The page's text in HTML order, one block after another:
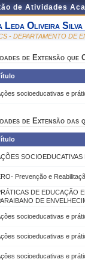
de Atividades
Leda Oliveira Silva
- DEPARTAMENTO DE
de Extensão que
socioeducativas e
de Extensão das
Prevenção e
DE EDUCAÇÃO
DE
socioeducativas e
socioeducativas e
socioeducativas e